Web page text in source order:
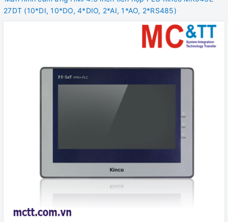
27DT (10*DI, 10*DO, 4*DIO, 2*AI, 1*AO, 2*RS485)